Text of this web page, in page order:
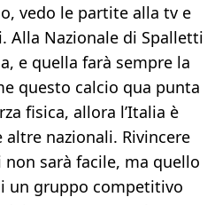
vedo le partite alla tv e
Alla Nazionale di Spalletti
e quella farà sempre la
questo calcio qua punta
fisica, allora l’Italia è
nazionali. Rivincere
non sarà facile, ma quello
un gruppo competitivo